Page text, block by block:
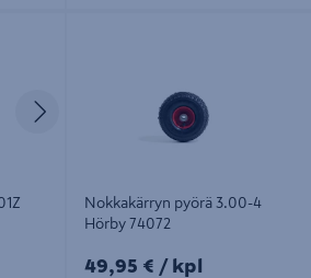
Nokkakärryn pyörä 3.00-4
Hörby 74072
49,95€/kpl
49,95 € / kpl